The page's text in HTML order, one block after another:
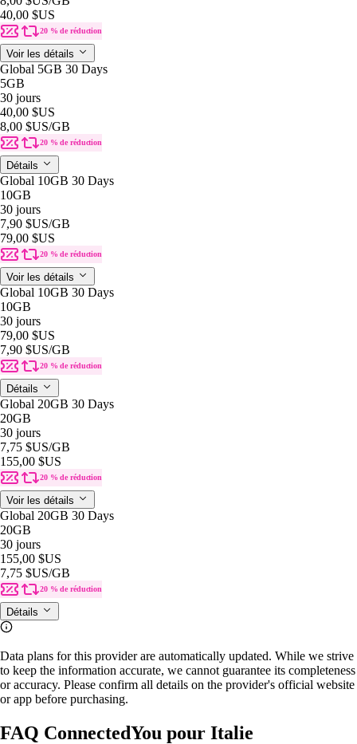
40,00 $US
20 % de réduction
Voir les détails
Global 5GB 30 Days
5GB
30 jours
40,00 $US
8,00 $US/GB
20 % de réduction
Détails
Global 10GB 30 Days
10GB
30 jours
7,90 $US/GB
79,00 $US
20 % de réduction
Voir les détails
Global 10GB 30 Days
10GB
30 jours
79,00 $US
7,90 $US/GB
20 % de réduction
Détails
Global 20GB 30 Days
20GB
30 jours
7,75 $US/GB
155,00 $US
20 % de réduction
Voir les détails
Global 20GB 30 Days
20GB
30 jours
155,00 $US
7,75 $US/GB
20 % de réduction
Détails
Data plans for this provider are automatically updated. While we strive
to keep the information accurate, we cannot guarantee its completeness
or accuracy. Please confirm all details on the provider's official website
or app before purchasing.
FAQ ConnectedYou pour Italie